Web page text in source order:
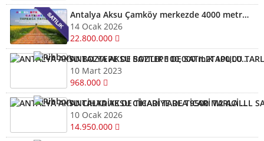
Antalya Aksu Çamköy merkezde 4000 metrekareye 3500 metre karesi Sera sontaj iki katlı müstakil ev
14 Ocak 2026
22.800.000
ANTALYA AKSU BOZTEPE DE SATILIK 100,000 m2TAPULU TARLA ARSA KELEPİR YATIRIMLIK
10 Mart 2023
968.000
ANTALYA AKSU CİHADİYE DE TİCARİ TARLA 9500 M2 ACİLLL SATILIK MÜSTAKİL TİCRİ TARLA
10 Ocak 2026
14.950.000